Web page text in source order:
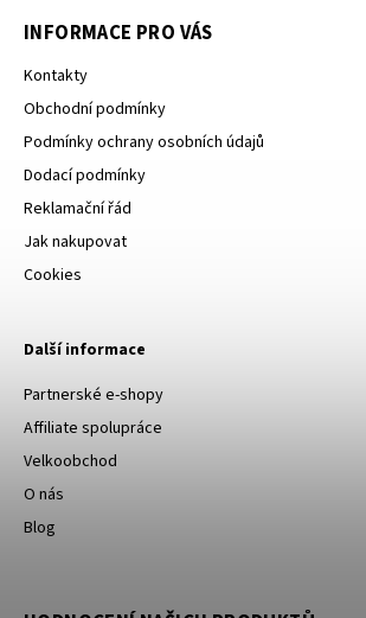
INFORMACE PRO VÁS
Kontakty
Obchodní podmínky
Podmínky ochrany osobních údajů
Dodací podmínky
Reklamační řád
Jak nakupovat
Cookies
Další informace
Partnerské e-shopy
Affiliate spolupráce
Velkoobchod
O nás
Blog